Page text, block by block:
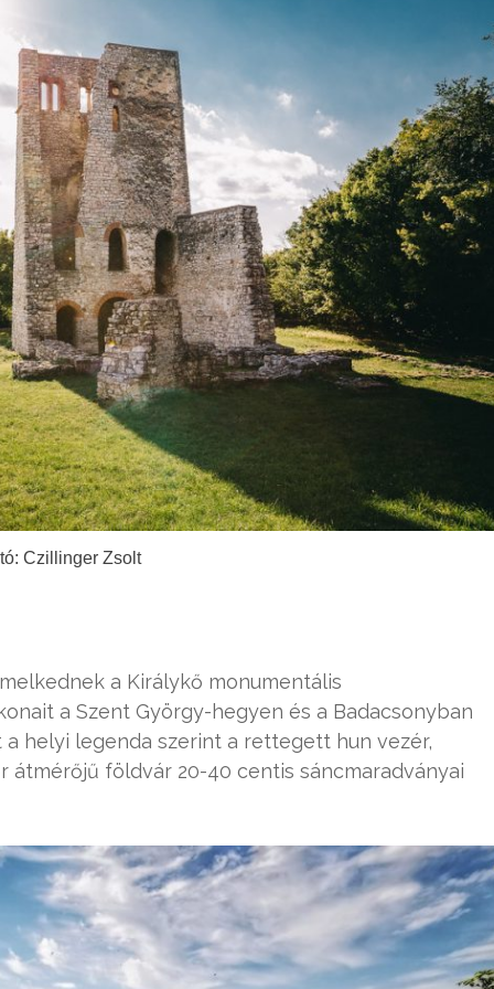
Czillinger Zsolt
a Királykő monumentális
a Szent György-hegyen és a Badacsonyban
helyi legenda szerint a rettegett hun vezér,
átmérőjű földvár 20-40 centis sáncmaradványai